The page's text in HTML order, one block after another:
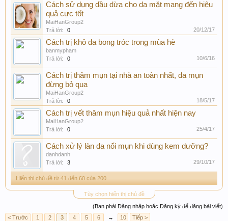
Cách sử dụng dầu dừa cho da mặt mang đến hiệu
quả cực tốt
MaiHanGroup2
Trả lời:
0 20/12/17
Cách trị khô da bong tróc trong mùa hè
banmypham
Trả lời:
0 10/6/16
Cách trị thâm mụn tại nhà an toàn nhất, da mụn
đừng bỏ qua
MaiHanGroup2
Trả lời:
0 18/5/17
Cách trị vết thâm mụn hiệu quả nhất hiện nay
MaiHanGroup2
Trả lời:
0 25/4/17
Cách xử lý làn da nổi mụn khi dùng kem dưỡng?
danhdanh
Trả lời:
3 29/10/17
Hiển thị chủ đề từ 41 đến 60 của 200
Tùy chọn hiển thị chủ đề
(Bạn phải Đăng nhập hoặc Đăng ký để đăng bài viết)
< Trước
1 2 3 4 5 6 → 10 Tiếp >